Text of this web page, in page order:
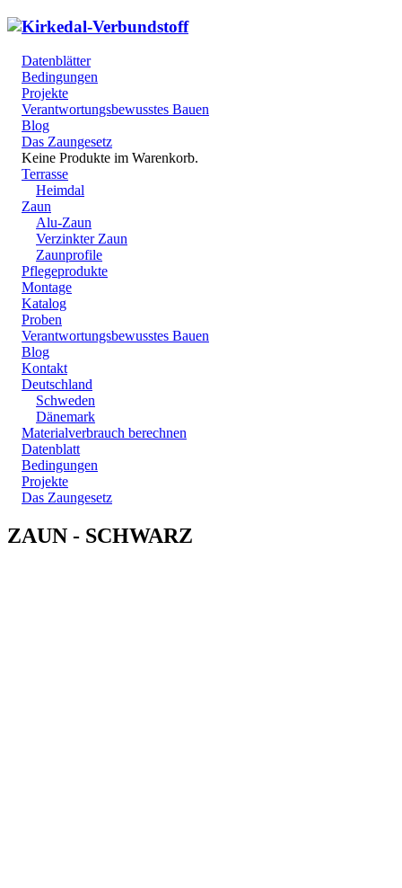
Datenblätter
Bedingungen
Projekte
Verantwortungsbewusstes Bauen
Blog
Das Zaungesetz
Keine Produkte im Warenkorb.
Terrasse
Heimdal
Zaun
Alu-Zaun
Verzinkter Zaun
Zaunprofile
Pflegeprodukte
Montage
Katalog
Proben
Verantwortungsbewusstes Bauen
Blog
Kontakt
Deutschland
Schweden
Dänemark
Materialverbrauch berechnen
Datenblatt
Bedingungen
Projekte
Das Zaungesetz
ZAUN - SCHWARZ